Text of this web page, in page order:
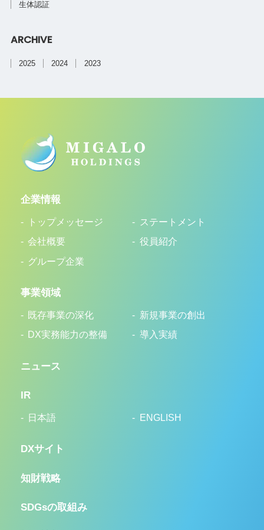
生体認証
ARCHIVE
2025 2024 2023
企業情報
トップメッセージ
ステートメント
会社概要
役員紹介
グループ企業
事業領域
既存事業の深化
新規事業の創出
DX実務能力の整備
導入実績
ニュース
IR
日本語 ENGLISH
DXサイト
知財戦略
SDGsの取組み